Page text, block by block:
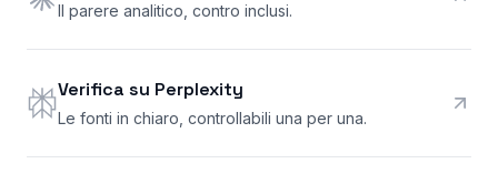
Il parere analitico, contro inclusi.
Verifica su Perplexity
Le fonti in chiaro, controllabili una per una.